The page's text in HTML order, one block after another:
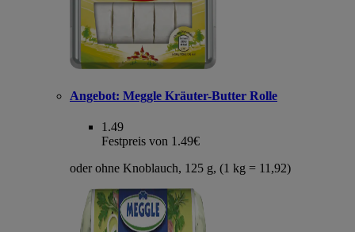
Angebot: Meggle Kräuter-Butter Rolle
1.49
Festpreis von 1.49€
oder ohne Knoblauch, 125 g, (1 kg = 11,92)